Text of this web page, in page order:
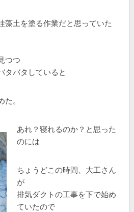
藻土を塗る作業だと思っていた
つつ
タバタしていると
。
あれ？寝れるのか？と思った
のには
ちょうどこの時間、大工さん
が
排気ダクトの工事を下で始め
ていたので